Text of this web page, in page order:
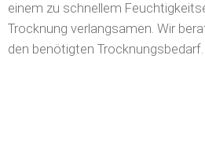
einem zu schnellem
Trocknung verlangsamen. Wir
den benötigten Trocknungsbedarf.